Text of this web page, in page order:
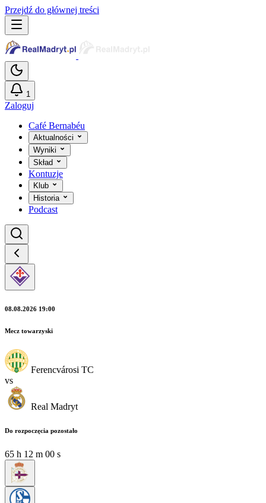
Przejdź do głównej treści
1
Zaloguj
Café Bernabéu
Aktualności
Wyniki
Skład
Kontuzje
Klub
Historia
Podcast
08.08.2026 19:00
Mecz towarzyski
Ferencvárosi TC
vs
Real Madryt
Do rozpoczęcia pozostało
65 h 11 m 58 s